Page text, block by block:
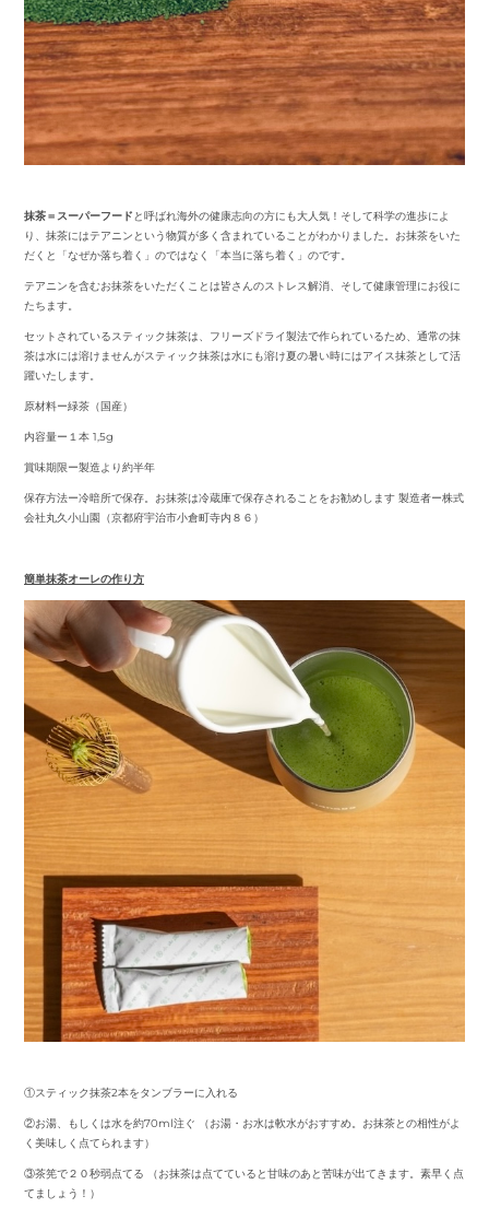
抹茶＝スーパーフードと呼ばれ海外の健康志向の方にも大人気！そして科学の進歩によ
り、抹茶にはテアニンという物質が多く含まれていることがわかりました。お抹茶をいた
だくと「なぜか落ち着く」のではなく「本当に落ち着く」のです。
テアニンを含むお抹茶をいただくことは皆さんのストレス解消、そして健康管理にお役に
たちます。
セットされているスティック抹茶は、フリーズドライ製法で作られているため、通常の抹
茶は水には溶けませんがスティック抹茶は水にも溶け夏の暑い時にはアイス抹茶として活
躍いたします。
原材料ー緑茶（国産）
内容量ー１本 1,5g
賞味期限ー製造より約半年
保存方法ー冷暗所で保存。お抹茶は冷蔵庫で保存されることをお勧めします 製造者ー株式
会社丸久小山園（京都府宇治市小倉町寺内８６）
簡単抹茶オーレの作り方
①スティック抹茶2本をタンブラーに入れる
②お湯、もしくは水を約70ml注ぐ （お湯・お水は軟水がおすすめ。お抹茶との相性がよ
く美味しく点てられます）
③茶筅で２０秒弱点てる （お抹茶は点てていると甘味のあと苦味が出てきます。素早く点
てましょう！）